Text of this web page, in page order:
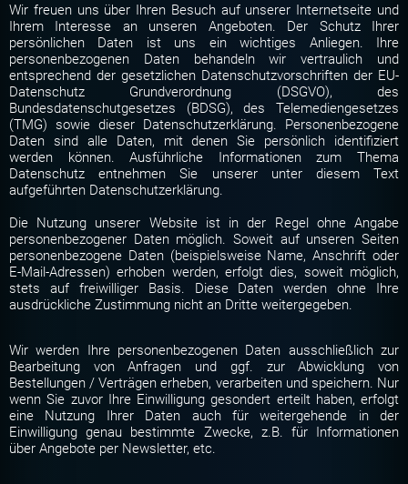
Wir freuen uns über Ihren Besuch auf unserer Internetseite und
Ihrem Interesse an unseren Angeboten. Der Schutz Ihrer
persönlichen Daten ist uns ein wichtiges Anliegen. Ihre
personenbezogenen Daten behandeln wir vertraulich und
entsprechend der gesetzlichen Datenschutzvorschriften der EU-
Datenschutz Grundverordnung (DSGVO), des
Bundesdatenschutgesetzes (BDSG), des Telemediengesetzes
(TMG) sowie dieser Datenschutzerklärung. Personenbezogene
Daten sind alle Daten, mit denen Sie persönlich identifiziert
werden können. Ausführliche Informationen zum Thema
Datenschutz entnehmen Sie unserer unter diesem Text
aufgeführten Datenschutzerklärung.
Die Nutzung unserer Website ist in der Regel ohne Angabe
personenbezogener Daten möglich. Soweit auf unseren Seiten
personenbezogene Daten (beispielsweise Name, Anschrift oder
E-Mail-Adressen) erhoben werden, erfolgt dies, soweit möglich,
stets auf freiwilliger Basis. Diese Daten werden ohne Ihre
ausdrückliche Zustimmung nicht an Dritte weitergegeben.
Wir werden Ihre personenbezogenen Daten ausschließlich zur
Bearbeitung von Anfragen und ggf. zur Abwicklung von
Bestellungen / Verträgen erheben, verarbeiten und speichern. Nur
wenn Sie zuvor Ihre Einwilligung gesondert erteilt haben, erfolgt
eine Nutzung Ihrer Daten auch für weitergehende in der
Einwilligung genau bestimmte Zwecke, z.B. für Informationen
über Angebote per Newsletter, etc.